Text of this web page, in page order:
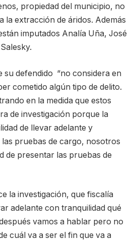
propiedad del municipio, no
la extracción de áridos. Además
imputados Analía Uña, José
su defendido “no considera en
cometido algún tipo de delito.
en la medida que estos
de investigación porque la
de llevar adelante y
pruebas de cargo, nosotros
de presentar las pruebas de
la investigación, que fiscalía
adelante con tranquilidad qué
vamos a hablar pero no
cuál va a ser el fin que va a